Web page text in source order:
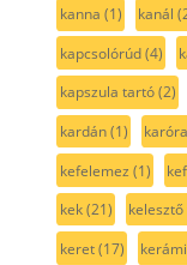
kanna (1) kanál
kapcsolórúd(4)
kapszula tartó(2)
kardán(1) karóra
kefelemez (1)
kek(21) kelesztő
keret(17)